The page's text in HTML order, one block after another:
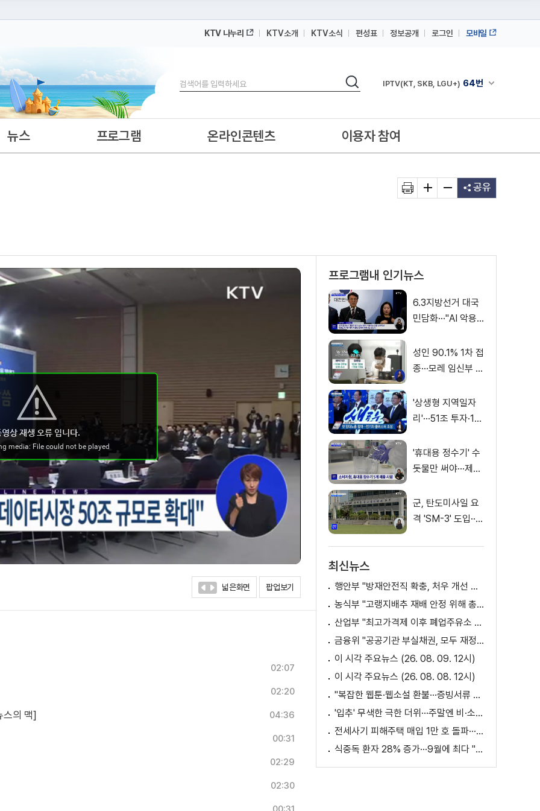
KTV 나누리 KTV소개 KTV소식 편성표 정보공개 로그인 모바일
검색 검색 채널안내 펼쳐
IPTV(KT, SKB, LGU+) 64번
IPTV(KT, SKB, LGU+)
뉴스 프로그램 온라인콘텐츠 이용자 참여
공유
넓은화면 팝업보기
02:07
02:20
스의 맥] 04:36
00:31
02:29
02:30
프로그램내 인기뉴스
6.3지방선거 대국
민담화···"AI 악용
성인 90.1% 1차 접
종···모레 임신부 사
'상생형 지역일자
리'···51조 투자·13
'휴대용 정수기' 수
돗물만 써야···제품
군, 탄도미사일 요
격 'SM-3' 도입···
최신뉴스
행안부 "방재안전직 확충, 처우 개선 등 위한 제도개선 추진"
농식부 "고랭지배추 재배 안정 위해 총력···배추가격 점차 안정세"
산업부 "최고가격제 이후 폐업주유소 증가? 사실 아냐"
금융위 "공공기관 부실채권, 모두 재정으로 보전되는 것 아냐"
이 시각 주요뉴스 (26. 08. 09. 12시)
이 시각 주요뉴스 (26. 08. 08. 12시)
"복잡한 웹툰·웹소설 환불···증빙서류 요구까지"
'입추' 무색한 극한 더위···주말엔 비·소나기
전세사기 피해주택 매입 1만 호 돌파···피해 지원 속도
식중독 환자 28% 증가···9월에 최다 "입추 방심 금물"